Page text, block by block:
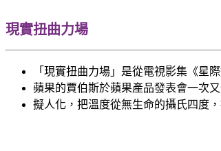
現實扭曲力場
「現實扭曲力場」是從電視影集《星
蘋果的賈伯斯於蘋果產品發表會一次
擬人化，把溫度從無生命的攝氏四度